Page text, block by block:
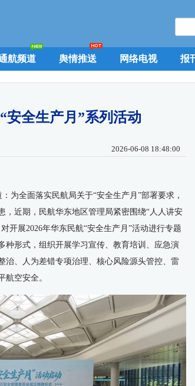
航频道 舆情推送 网络电视 报
安全生产月”系列活动
2026-06-08 18:48:00
为全面落实民航局关于“安全生产月”部署要求，
，近期，民航华东地区管理局紧密围绕“人人讲安
展2026年华东民航“安全生产月”活动进行专题
种形式，组织开展学习宣传、教育培训、应急演
治、人为差错专项治理、核心风险源头管控、雷
航空安全。